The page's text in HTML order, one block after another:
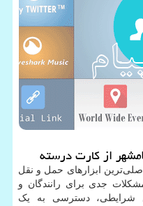
از کارت درسته
ابزارهای حمل و نقل
جدی برای رانندگان و
شرایطی، دسترسی به یک